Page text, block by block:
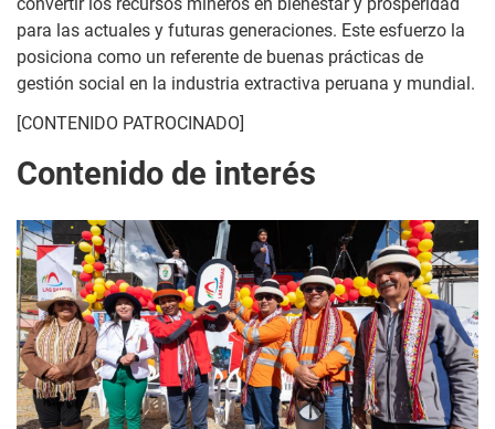
para las actuales y futuras generaciones. Este esfuerzo la
posiciona como un referente de buenas prácticas de
gestión social en la industria extractiva peruana y mundial.
[CONTENIDO PATROCINADO]
Contenido de interés